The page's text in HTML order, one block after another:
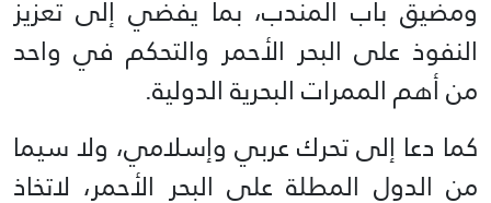
ومضيق باب المندب، بما يفضي إلى تعزيز
النفوذ على البحر الأحمر والتحكم في واحد
من أهم الممرات البحرية الدولية.
كما دعا إلى تحرك عربي وإسلامي، ولا سيما
من الدول المطلة على البحر الأحمر، لاتخاذ